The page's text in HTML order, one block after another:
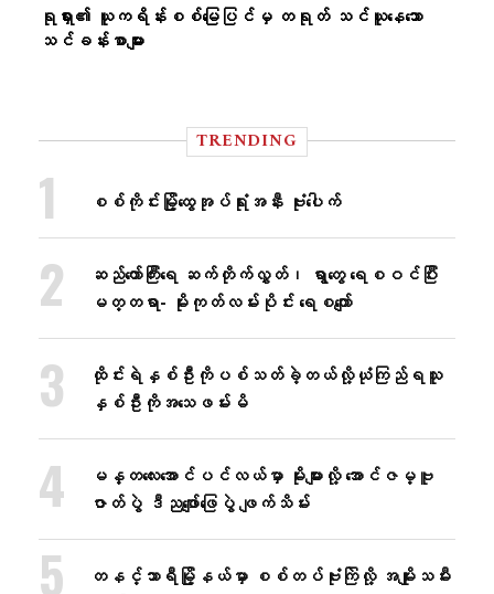
ရုရှား၏ ယူကရိန်းစစ်မြေပြင်မှ တရုတ် သင်ယူနေသော
သင်ခန်းစာများ
TRENDING
စစ်ကိုင်းမြို့ထွေအုပ်ရုံးအနီး ဗုံးပေါက်
ဆည်တော်ကြီးရေ ဆက်တိုက်လွှတ်၊ ရွာတွေ ရေစဝင်ပြီး
မတ္တရာ- မိုးကုတ်လမ်းပိုင်း ရေစကျော်
ထိုင်းရဲနှစ်ဦးကိုပစ်သတ်ခဲ့တယ်လို့ယုံကြည်ရသူ
နှစ်ဦးကိုအသေဖမ်းမိ
မန္တလေးအောင်ပင်လယ်မှာ မိုးများလို့ အောင်ဇမ္ဗူ
ဇာတ်ပွဲ ဒီညဖျော်ဖြေပွဲ ဖျက်သိမ်း
တနင်္သာရီမြို့နယ်မှာ စစ်တပ်ဗုံးကြဲလို့ အမျိုးသမီး